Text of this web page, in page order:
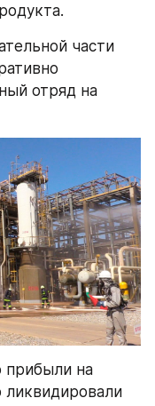
части
отряд на
прибыли на
ликвидировали